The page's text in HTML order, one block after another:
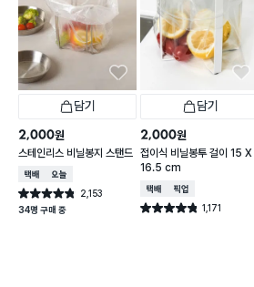
담기
2,000원
스테인리스 비닐봉지 스탠드
택배배송오늘배송
별점 4.8점 2,153
건 작성
34명 구매 중
담기
2,000원
접이식 비닐봉투 걸이 15 X
16.5 cm
택배배송매장픽업
별점 4.8점 1,171
건 작성